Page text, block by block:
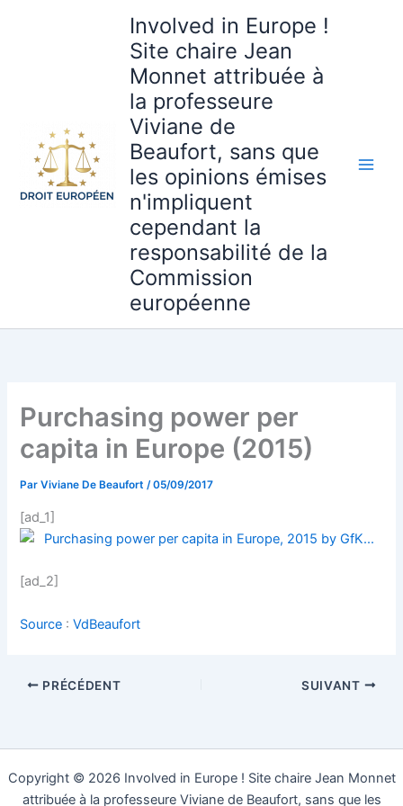
Involved in Europe !
Site chaire Jean
Monnet attribuée à
la professeure
Viviane de
Beaufort, sans que
les opinions émises
n'impliquent
cependant la
responsabilité de la
Commission
européenne
Purchasing power per
capita in Europe (2015)
ParViviane De Beaufort/05/09/2017
[ad_1]
[ad_2]
Source :VdBeaufort
PRÉCÉDENT SUIVANT
Copyright © 2026 Involved in Europe ! Site chaire Jean Monnet
attribuée à la professeure Viviane de Beaufort, sans que les